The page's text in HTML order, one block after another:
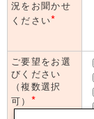
況をお聞かせ
ください*
ご要望をお選
びください
（複数選択
可） *